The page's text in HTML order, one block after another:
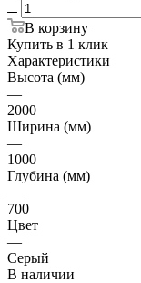
В корзину
Купить в 1 клик
Характеристики
Высота (мм)
—
2000
Ширина (мм)
—
1000
Глубина (мм)
—
700
Цвет
—
Серый
В наличии